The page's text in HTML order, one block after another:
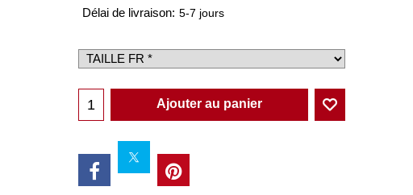
Délai de livraison: 5-7 jours
Ajouter au panier